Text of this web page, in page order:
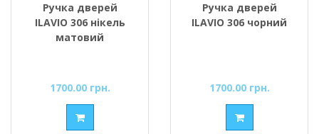
Ручка дверей
ILAVIO 306 нікель
матовий
1700.00 грн.
Ручка дверей
ILAVIO 306 чорний
1700.00 грн.